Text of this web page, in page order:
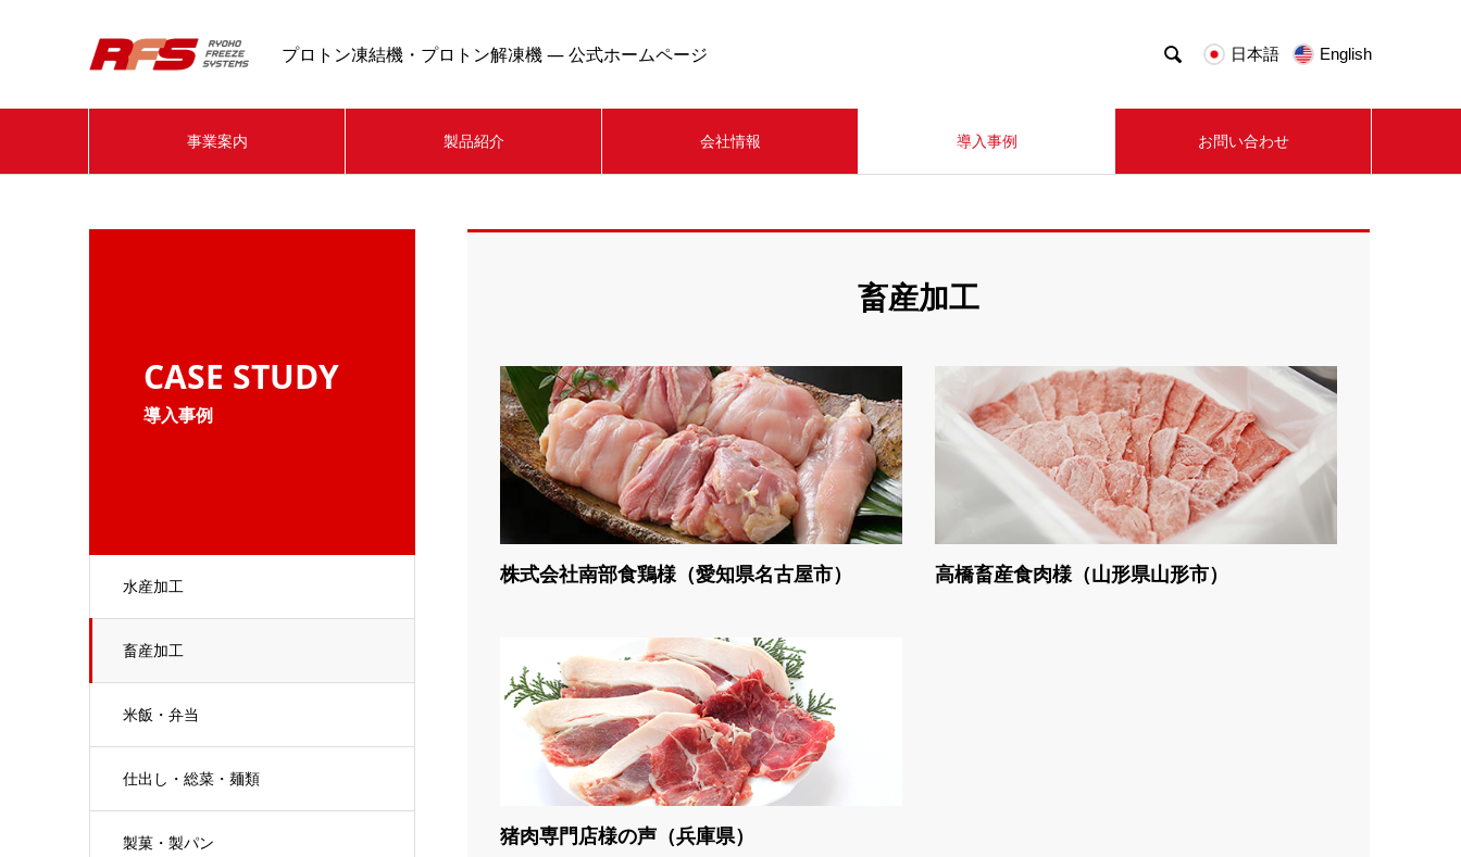
プロトン凍結機・プロトン解凍機 — 公式ホームページ  日本語 English
事業案内 製品紹介 会社情報 導入事例 お問い合わせ
CASE STUDY
導入事例
水産加工
畜産加工
米飯・弁当
仕出し・総菜・麺類
製菓・製パン
畜産加工
株式会社南部食鶏様（愛知県名古屋市） 高橋畜産食肉様（山形県山形市）
猪肉専門店様の声（兵庫県）